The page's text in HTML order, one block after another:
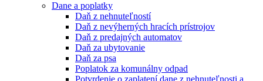
Dane a poplatky
Daň z nehnuteľností
Daň z nevýherných hracích prístrojov
Daň z predajných automatov
Daň za ubytovanie
Daň za psa
Poplatok za komunálny odpad
Potvrdenie o zaplatení dane z nehnuteľnosti a